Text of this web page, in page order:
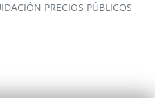
PRECIOS PÚBLICOS